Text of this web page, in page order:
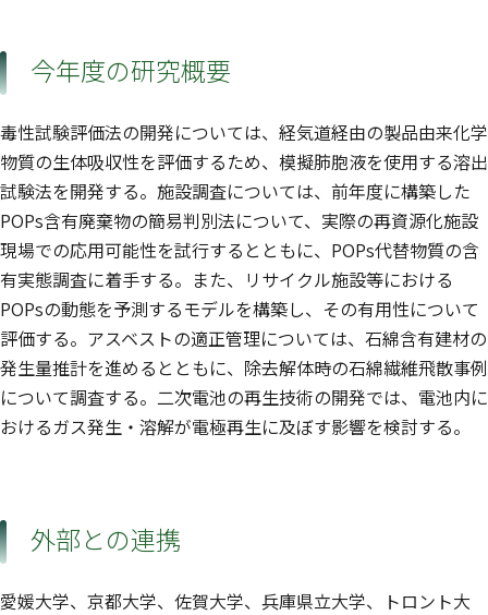
今年度の研究概要
毒性試験評価法の開発については、経気道経由の製品由来化学
物質の生体吸収性を評価するため、模擬肺胞液を使用する溶出
試験法を開発する。施設調査については、前年度に構築した
POPs含有廃棄物の簡易判別法について、実際の再資源化施設
現場での応用可能性を試行するとともに、POPs代替物質の含
有実態調査に着手する。また、リサイクル施設等における
POPsの動態を予測するモデルを構築し、その有用性について
評価する。アスベストの適正管理については、石綿含有建材の
発生量推計を進めるとともに、除去解体時の石綿繊維飛散事例
について調査する。二次電池の再生技術の開発では、電池内に
おけるガス発生・溶解が電極再生に及ぼす影響を検討する。
外部との連携
愛媛大学、京都大学、佐賀大学、兵庫県立大学、トロント大